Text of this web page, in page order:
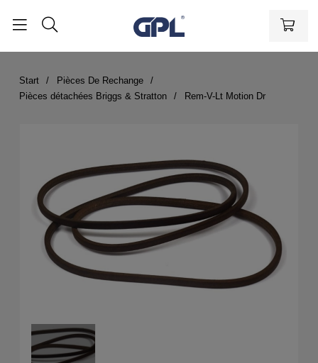
Start
Pièces De Rechange
Pièces détachées Briggs & Stratton
Rem-V-Lt Motion Dr